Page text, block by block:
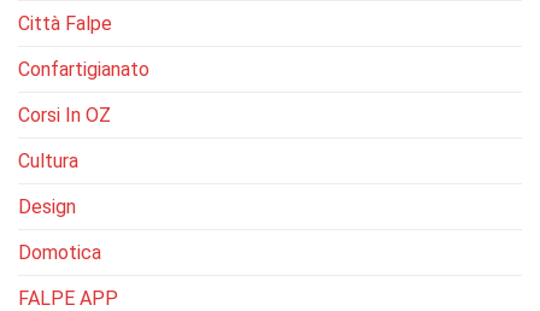
Città Falpe
Confartigianato
Corsi In OZ
Cultura
Design
Domotica
FALPE APP